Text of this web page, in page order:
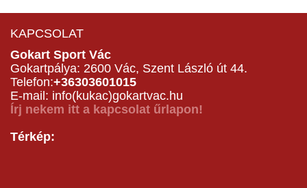
KAPCSOLAT
Gokart Sport Vác
Gokartpálya: 2600 Vác, Szent László út 44.
Telefon:+36303601015
E-mail: info(kukac)gokartvac.hu
Írj nekem itt a kapcsolat űrlapon!
Térkép: